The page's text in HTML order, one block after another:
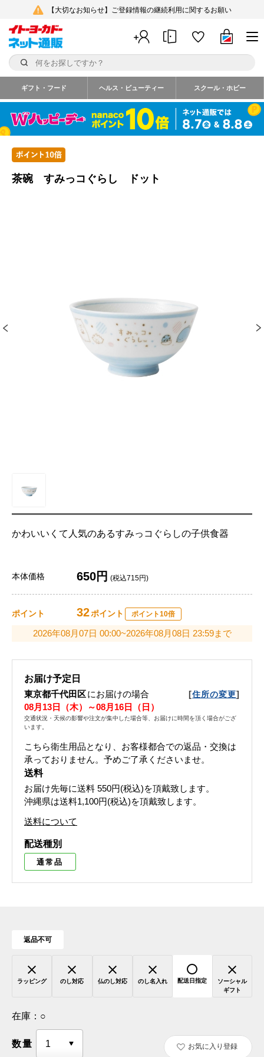
【大切なお知らせ】ご登録情報の継続利用に関するお願い
ギフト・フード ヘルス・ビューティー スクール・ホビー
茶碗 すみっコぐらし ドット
かわいいくて人気のあるすみっコぐらしの子供食器
本体価格 650円 (税込715円)
ポイント 32ポイント ポイント10倍
2026年08月07日 00:00~2026年08月08日 23:59まで
お届け予定日
東京都千代田区にお届けの場合 [住所の変更]
08月13日（木）～08月16日（日）
交通状況・天候の影響や注文が集中した場合等、お届けに時間を頂く場合がござ
います。
こちら衛生用品となり、お客様都合での返品・交換は
承っておりません。予めご了承くださいませ。
送料
お届け先毎に送料 550円(税込)を頂戴致します。
沖縄県は送料1,100円(税込)を頂戴致します。
送料について
配送種別
通常品
返品不可
ラッピング のし対応 仏のし対応 のし名入れ 配送日指定
ソーシャル
ギフト
在庫： ○
数量 お気に入り登録